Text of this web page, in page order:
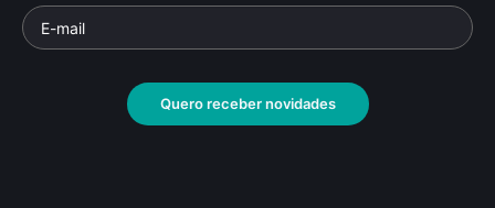
Quero receber novidades